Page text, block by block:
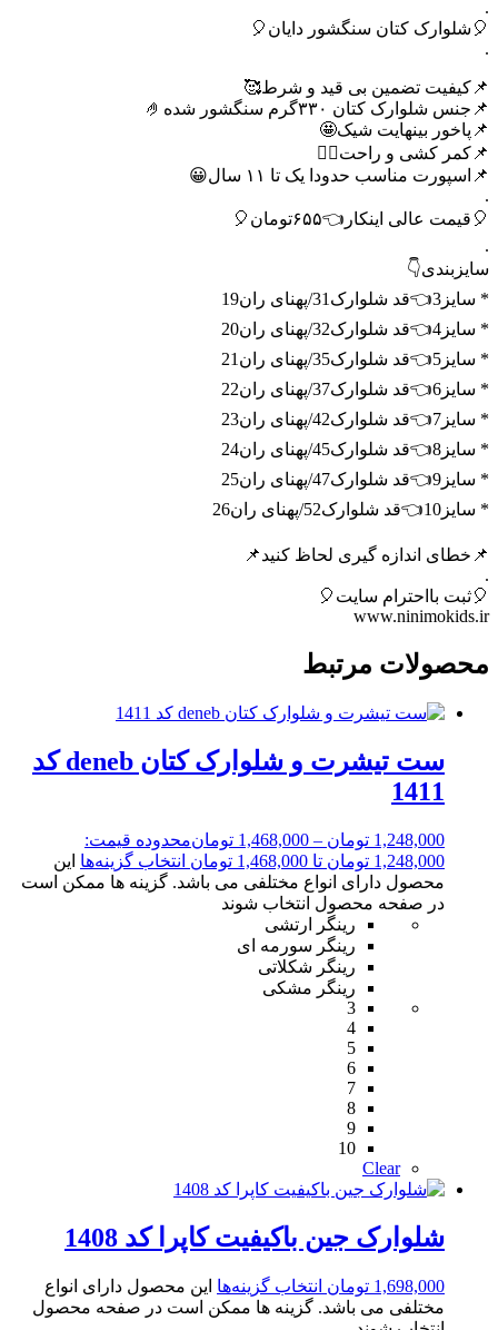
.
🎈شلوارک کتان سنگشور دایان🎈
.
📌کیفیت تضمین بی قید و شرط🥰
📌جنس شلوارک کتان ۳۳۰گرم سنگشور شده🤌
📌پاخور بینهایت شیک🤩
📌کمر کشی و راحت🙂‍↔️
📌اسپورت مناسب حدودا یک تا ۱۱ سال😀
.
🎈قیمت عالی اینکار👈۶۵۵تومان🎈
.
سایزبندی👇
* سایز3👈قد شلوارک31/پهنای ران19
* سایز4👈قد شلوارک32/پهنای ران20
* سایز5👈قد شلوارک35/پهنای ران21
* سایز6👈قد شلوارک37/پهنای ران22
* سایز7👈قد شلوارک42/پهنای ران23
* سایز8👈قد شلوارک45/پهنای ران24
* سایز9👈قد شلوارک47/پهنای ران25
* سایز10👈قد شلوارک52/پهنای ران26
📌خطای اندازه گیری لحاظ کنید📌
.
🎈ثبت بااحترام سایت🎈
www.ninimokids.ir
محصولات مرتبط
ست تیشرت و شلوارک کتان deneb کد
1411
1,248,000 تومان –
1,468,000 تومانمحدوده قیمت:
1,248,000 تومان تا 1,468,000 تومان
انتخاب گزینه‌ها این
محصول دارای انواع مختلفی می باشد. گزینه ها ممکن است
در صفحه محصول انتخاب شوند
رینگر ارتشی
رینگر سورمه ای
رینگر شکلاتی
رینگر مشکی
3
4
5
6
7
8
9
10
Clear
شلوارک جین باکیفیت کاپرا کد 1408
1,698,000 تومان انتخاب گزینه‌ها این محصول دارای انواع
مختلفی می باشد. گزینه ها ممکن است در صفحه محصول